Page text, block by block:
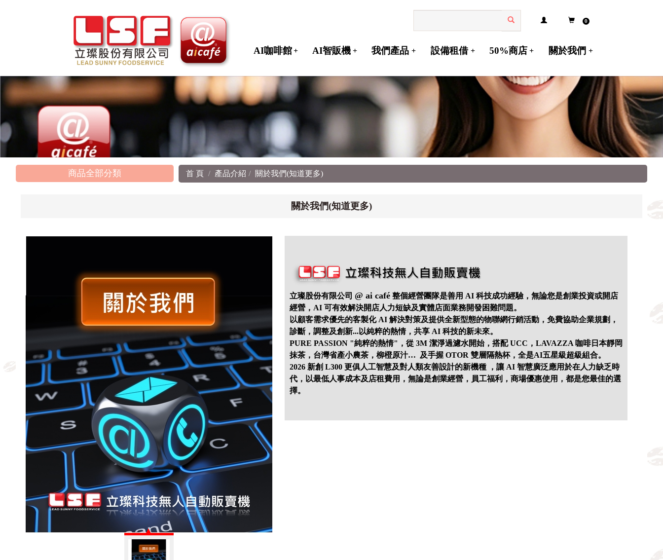
0
AI咖啡館 + AI智販機 + 我們產品 + 設備租借 + 50%商店 + 關於我們 +
商品全部分類 首 頁 產品介紹 關於我們(知道更多)
關於我們(知道更多)
立璨股份有限公司 @ ai café 整個經營團隊是善用 AI 科技成功經驗，無論您是創業投資或開店
經營，AI 可有效解決開店人力短缺及實體店面業務開發困難問題。
以顧客需求優先的客製化 AI 解決對策及提供全新型態的物聯網行銷活動，免費協助企業規劃，
診斷，調整及創新...以純粹的熱情，共享 AI 科技的新未來。
PURE PASSION "純粹的熱情"，從 3M 潔淨過濾水開始，搭配 UCC，LAVAZZA 咖啡日本靜岡
抹茶，台灣省產小農茶，柳橙原汁… 及手握 OTOR 雙層隔熱杯，全是AI五星級超級組合。
2026 新創 L300 更俱人工智慧及對人類友善設計的新機種 ，讓 AI 智慧廣泛應用於在人力缺乏時
代，以最低人事成本及店租費用，無論是創業經營，員工福利，商場優惠使用，都是您最佳的選
擇。